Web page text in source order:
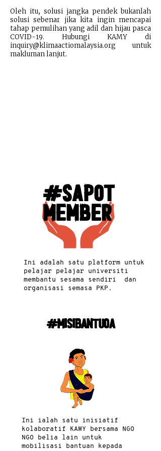
Oleh itu, solusi jangka pendek bukanlah
solusi sebenar jika kita ingin mencapai
tahap pemulihan yang adil dan hijau pasca
COVID-19. Hubungi KAMY di
inquiry@klimaactiomalaysia.org untuk
makluman lanjut.
Ini adalah satu platform untuk
pelajar pelajar universiti
membantu sesama sendiri dan
organisasi semasa PKP.
#Sapot
Member
#MisiBantuOA
Ini ialah satu inisiatif
kolaboratif KAMY bersama NGO
NGO belia lain untuk
mobilisasi bantuan kepada